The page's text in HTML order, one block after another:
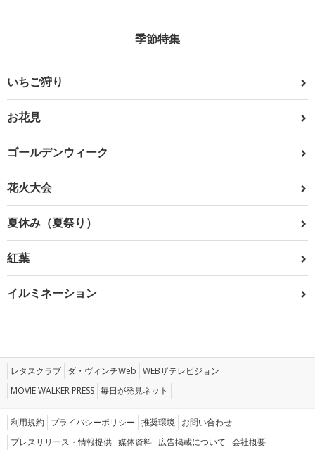
季節特集
いちご狩り
お花見
ゴールデンウィーク
花火大会
夏休み（夏祭り）
紅葉
イルミネーション
レタスクラブ ダ・ヴィンチWeb WEBザテレビジョン
MOVIE WALKER PRESS 毎日が発見ネット
利用規約 プライバシーポリシー 推奨環境 お問い合わせ
プレスリリース・情報提供 媒体資料 広告掲載について 会社概要